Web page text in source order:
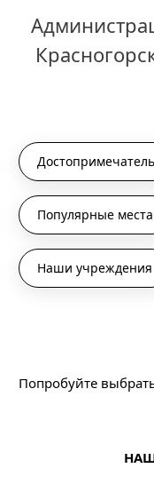
Популярные места
Наши учреждения
Попробуйте